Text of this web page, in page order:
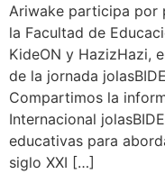
Ariwake participa por
la Facultad de
KideON y HazizHazi,
de la jornada
Compartimos la
Internacional
educativas para
siglo XXI […]